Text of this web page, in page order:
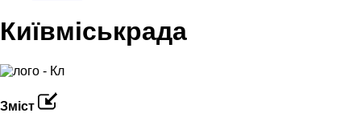
навигации
Київміськрада
Зміст